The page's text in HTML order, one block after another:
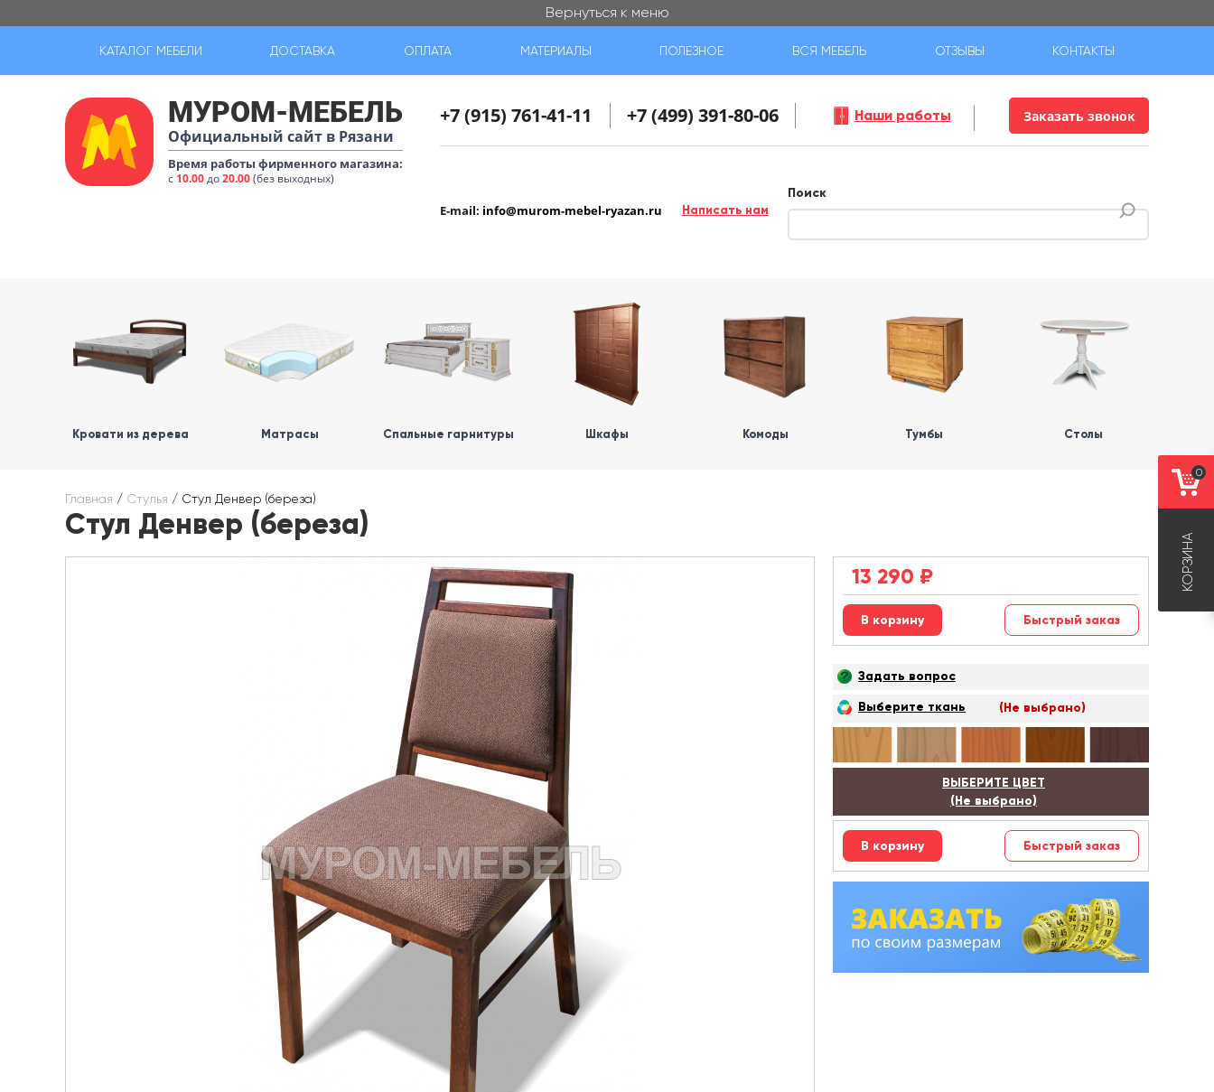
Вернуться к меню
КАТАЛОГ МЕБЕЛИ ДОСТАВКА ОПЛАТА МАТЕРИАЛЫ ПОЛЕЗНОЕ ВСЯ МЕБЕЛЬ ОТЗЫВЫ КОНТАКТЫ
МУРОМ-МЕБЕЛЬ
Официальный сайт в Рязани
Время работы фирменного магазина:
с 10.00до20.00(без выходных)
+7 (915) 761-41-11 +7 (499) 391-80-06 Наши работы Заказать звонок
E-mail: info@murom-mebel-ryazan.ru Написать нам
Поиск
Кровати из дерева Матрасы Спальные гарнитуры Шкафы Комоды Тумбы Столы
Главная / Стулья / Стул Денвер (береза)
Стул Денвер (береза)
13 290 ₽
Быстрый заказ
Задать вопрос
Выберите ткань
(Не выбрано)
ВЫБЕРИТЕ ЦВЕТ
(Не выбрано)
Быстрый заказ
0
КОРЗИНА